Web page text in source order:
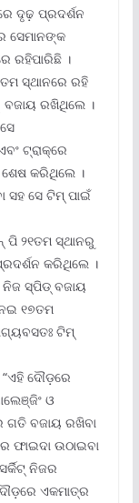
ଦୃଢ଼ ପ୍ରଦର୍ଶନ
ସେମାନଙ୍କ
ରହିପାରିଛି ।
ସ୍ଥାନରେ ରହି
ବଜାୟ ରଖିଥିଲେ ।
ଟ୍ରାକ୍‌ରେ
କରିଥିଲେ ।
ସହ ସେ ଟିମ୍ ପାଇଁ
ପି ୨୧ତମ ସ୍ଥାନରୁ
କରିଥିଲେ ।
ନିଜ ସ୍ପିଡ୍ ବଜାୟ
୧୭ତମ
ଟିମ୍
ଦୌଡ଼ରେ
ଓ
ଗତି ବଜାୟ ରଖିବା
ଫାଇଦା ଉଠାଇବା
ନିଜର
ଏକମାତ୍ର